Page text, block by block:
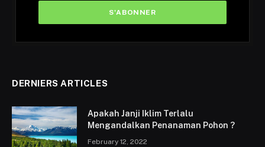
DERNIERS ARTICLES
Apakah Janji Iklim Terlalu
Mengandalkan Penanaman Pohon ?
February 12, 2022